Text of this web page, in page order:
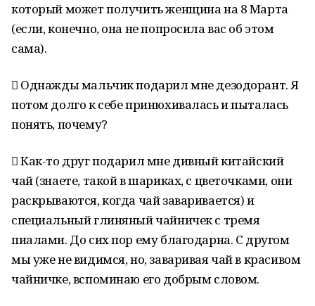
который может получить женщина на 8 Марта
(если, конечно, она не попросила вас об этом
сама).
 Однажды мальчик подарил мне дезодорант. Я
потом долго к себе принюхивалась и пыталась
понять, почему?
 Как-то друг подарил мне дивный китайский
чай (знаете, такой в шариках, с цветочками, они
раскрываются, когда чай заваривается) и
специальный глиняный чайничек с тремя
пиалами. До сих пор ему благодарна. С другом
мы уже не видимся, но, заваривая чай в красивом
чайничке, вспоминаю его добрым словом.